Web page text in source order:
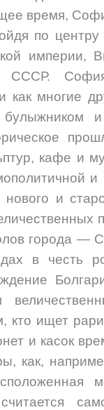
время,
по
империи,
СССР.
как многие
и
кафе и
и
города —
в честь
кто ищет
и касок
как,